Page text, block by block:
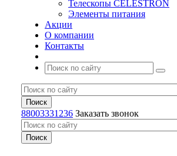
Телескопы CELESTRON
Элементы питания
Акции
О компании
Контакты
88003331236 Заказать звонок